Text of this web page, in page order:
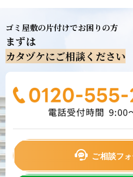
ゴミ屋敷の片付けでお困りの方
まずは
カタヅケにご相談ください
ご相談フ